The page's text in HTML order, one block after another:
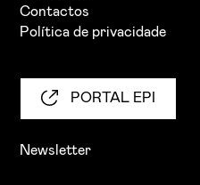
Contactos
Política de privacidade
PORTAL EPI
Newsletter